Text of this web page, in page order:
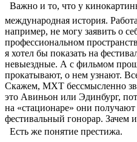
 Важно и то, что у
международная история.
например, не могу заявить о
профессиональном
я хотел бы показать на
невыездные. А с фильмом
прокатывают, о нем узнают.
Скажем, МХТ бессмысленно
это Авиньон или Эдинбург,
на «стационаре» они
фестивальный гонорар. Зачем
 Есть же понятие престижа.